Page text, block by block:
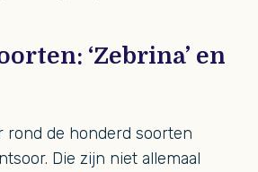
‘Zebrina’ en
rond de honderd soorten
Die zijn niet allemaal